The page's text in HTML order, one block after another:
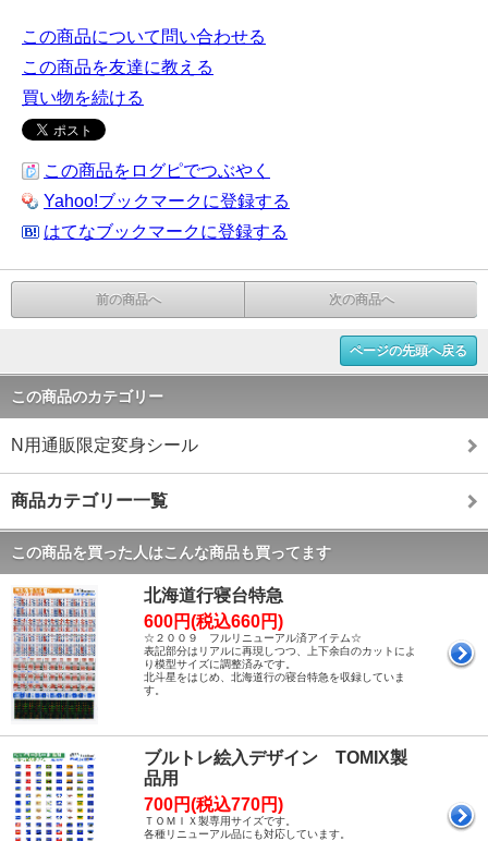
この商品について問い合わせる
この商品を友達に教える
買い物を続ける
この商品をログピでつぶやく
Yahoo!ブックマークに登録する
はてなブックマークに登録する
前の商品へ 次の商品へ
ページの先頭へ戻る
この商品のカテゴリー
N用通販限定変身シール
商品カテゴリー一覧
この商品を買った人はこんな商品も買ってます
北海道行寝台特急
600円(税込660円)
☆２００９ フルリニューアル済アイテム☆
表記部分はリアルに再現しつつ、上下余白のカットによ
り模型サイズに調整済みです。
北斗星をはじめ、北海道行の寝台特急を収録していま
す。
ブルトレ絵入デザイン TOMIX製
品用
700円(税込770円)
ＴＯＭＩＸ製専用サイズです。
各種リニューアル品にも対応しています。